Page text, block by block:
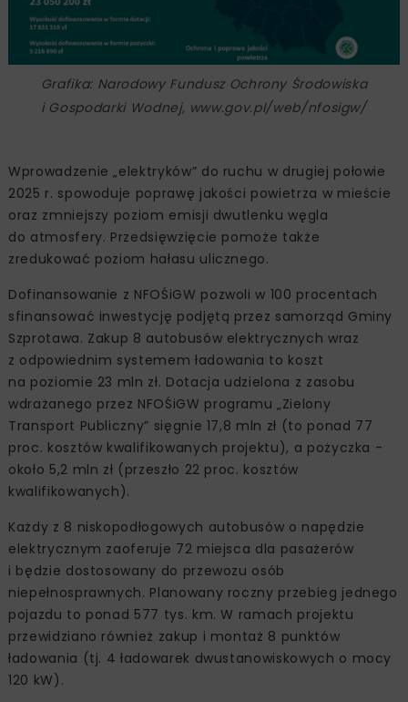
Grafika: Narodowy Fundusz Ochrony Środowiska
i Gospodarki Wodnej, www.gov.pl/web/nfosigw/
Wprowadzenie „elektryków” do ruchu w drugiej połowie
2025 r. spowoduje poprawę jakości powietrza w mieście
oraz zmniejszy poziom emisji dwutlenku węgla
do atmosfery. Przedsięwzięcie pomoże także
zredukować poziom hałasu ulicznego.
Dofinansowanie z NFOŚiGW pozwoli w 100 procentach
sfinansować inwestycję podjętą przez samorząd Gminy
Szprotawa. Zakup 8 autobusów elektrycznych wraz
z odpowiednim systemem ładowania to koszt
na poziomie 23 mln zł. Dotacja udzielona z zasobu
wdrażanego przez NFOŚiGW programu „Zielony
Transport Publiczny” sięgnie 17,8 mln zł (to ponad 77
proc. kosztów kwalifikowanych projektu), a pożyczka -
około 5,2 mln zł (przeszło 22 proc. kosztów
kwalifikowanych).
Każdy z 8 niskopodłogowych autobusów o napędzie
elektrycznym zaoferuje 72 miejsca dla pasażerów
i będzie dostosowany do przewozu osób
niepełnosprawnych. Planowany roczny przebieg jednego
pojazdu to ponad 577 tys. km. W ramach projektu
przewidziano również zakup i montaż 8 punktów
ładowania (tj. 4 ładowarek dwustanowiskowych o mocy
120 kW).